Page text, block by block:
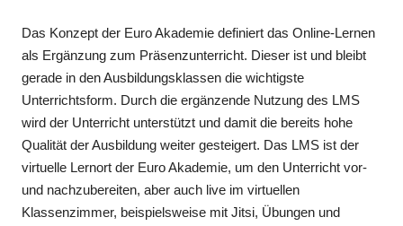
Das Konzept der Euro Akademie definiert das Online-Lernen
als Ergänzung zum Präsenzunterricht. Dieser ist und bleibt
gerade in den Ausbildungsklassen die wichtigste
Unterrichtsform. Durch die ergänzende Nutzung des LMS
wird der Unterricht unterstützt und damit die bereits hohe
Qualität der Ausbildung weiter gesteigert. Das LMS ist der
virtuelle Lernort der Euro Akademie, um den Unterricht vor-
und nachzubereiten, aber auch live im virtuellen
Klassenzimmer, beispielsweise mit Jitsi, Übungen und